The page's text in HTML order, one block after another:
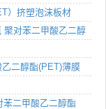
）挤塑泡沫板材
聚对苯二甲酸乙二醇
二醇酯(PET)薄膜
二甲酸乙二醇酯